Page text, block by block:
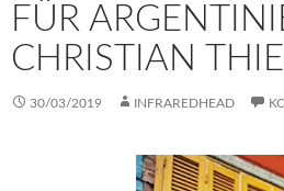
FÜR
CHRISTIAN
30/03/2019 INFRAREDHEAD